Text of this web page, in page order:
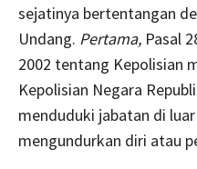
sejatinya bertentangan
Undang. Pertama, Pasal
2002 tentang Kepolisian
Kepolisian Negara
menduduki jabatan di
mengundurkan diri atau